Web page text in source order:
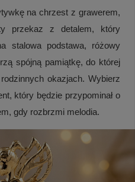
na chrzest z grawerem,
przekaz z detalem, który
stalowa podstawa, różowy
spójną pamiątkę, do której
okazjach. Wybierz
który będzie przypominał o
gdy rozbrzmi melodia.